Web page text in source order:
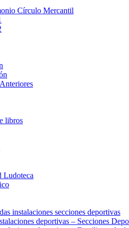
Círculo Mercantil
libros
Ludoteca
instalaciones secciones deportivas
deportivas – Secciones